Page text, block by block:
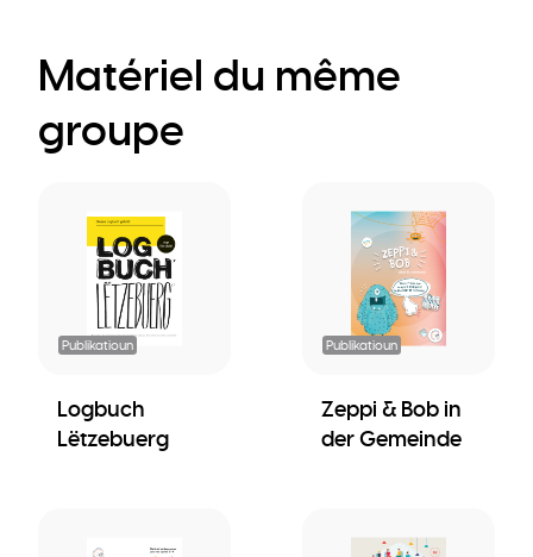
Matériel du même
groupe
Publikatioun
Logbuch
Lëtzebuerg
Publikatioun
Zeppi & Bob in
der Gemeinde